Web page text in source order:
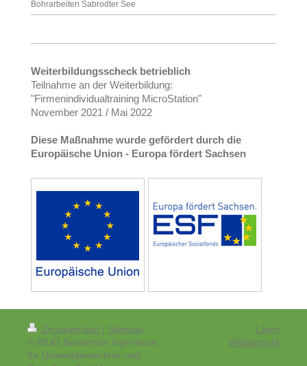
Bohrarbeiten Sabrodter See
Weiterbildungsscheck betrieblich
Teilnahme an der Weiterbildung:
"Firmenindividualtraining MicroStation"
November 2021 / Mai 2022
Diese Maßnahme wurde gefördert durch die
Europäische Union - Europa fördert Sachsen
Druckversion | Sitemap
© BIUG Beratende Ingenieure
für Umweltgeotechnik und
Login
Webansicht